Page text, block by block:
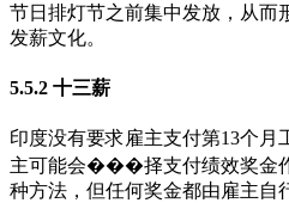
节日排灯节之前集中发放，从而
发薪文化。
5.5.2 十三薪
印度没有要求雇主支付第13个月
主可能会���择支付绩效奖金
种方法，但任何奖金都由雇主自